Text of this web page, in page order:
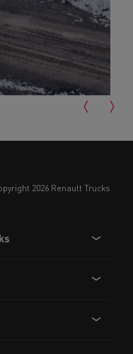
2026 Renault Trucks